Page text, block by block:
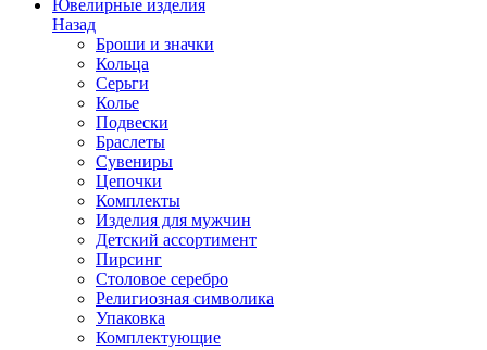
Ювелирные изделия
Назад
Броши и значки
Кольца
Серьги
Колье
Подвески
Браслеты
Сувениры
Цепочки
Комплекты
Изделия для мужчин
Детский ассортимент
Пирсинг
Столовое серебро
Религиозная символика
Упаковка
Комплектующие